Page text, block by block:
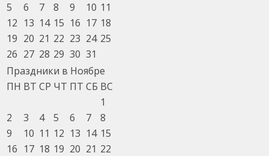
5 6 7 8 9 10 11
12 13 14 15 16 17 18
19 20 21 22 23 24 25
26 27 28 29 30 31
Праздники в Ноябре
ПН ВТ СР ЧТ ПТ СБ ВС
1
2
3 4 5 6 7
8
9
10 11 12 13 14 15
16 17 18 19 20 21 22